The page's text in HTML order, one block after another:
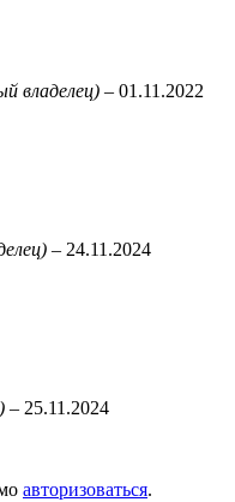
владелец) – 01.11.2022
– 24.11.2024
– 25.11.2024
авторизоваться.